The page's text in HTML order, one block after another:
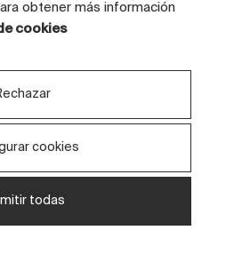
un área
podrás consultar
creadas para
pensado para
garantizar la
obtener más información
cookies
cookies
todas